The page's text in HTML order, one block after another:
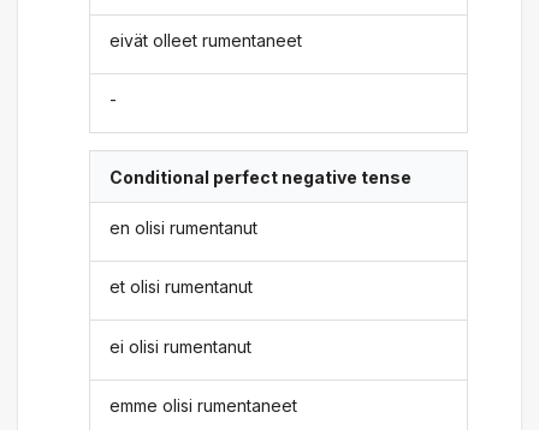
eivät olleet rumentaneet
-
Conditional perfect negative tense
en olisi rumentanut
et olisi rumentanut
ei olisi rumentanut
emme olisi rumentaneet